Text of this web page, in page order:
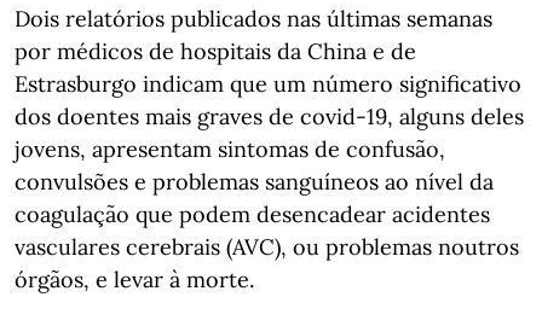
Dois relatórios publicados nas últimas semanas
por médicos de hospitais da China e de
Estrasburgo indicam que um número significativo
dos doentes mais graves de covid-19, alguns deles
jovens, apresentam sintomas de confusão,
convulsões e problemas sanguíneos ao nível da
coagulação que podem desencadear acidentes
vasculares cerebrais (AVC), ou problemas noutros
órgãos, e levar à morte.